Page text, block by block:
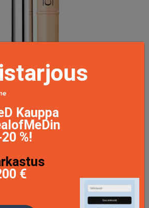
Concealer 1,5 ml - #Neutral Fair
LISÄTIETOJA
Kauppa
%!
€